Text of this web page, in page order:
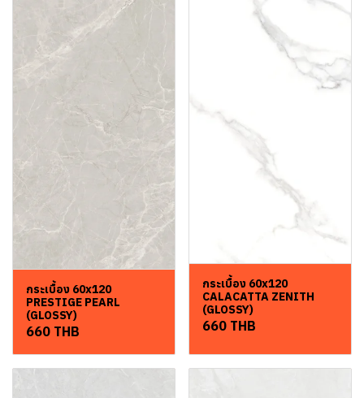
กระเบื้อง 60x120
PRESTIGE PEARL
(GLOSSY)
660 THB
กระเบื้อง 60x120
CALACATTA ZENITH
(GLOSSY)
660 THB